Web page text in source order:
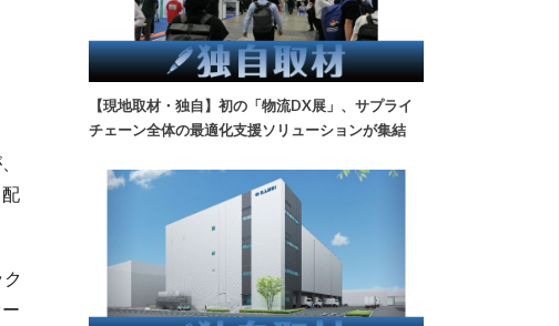
【現地取材・独自】初の「物流DX展」、サプライ
チェーン全体の最適化支援ソリューションが集結